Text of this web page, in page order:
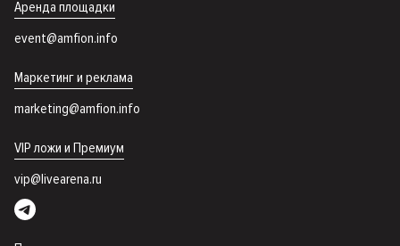
Аренда площадки
event@amfion.info
Маркетинг и реклама
marketing@amfion.info
VIP ложи и Премиум
vip@livearena.ru